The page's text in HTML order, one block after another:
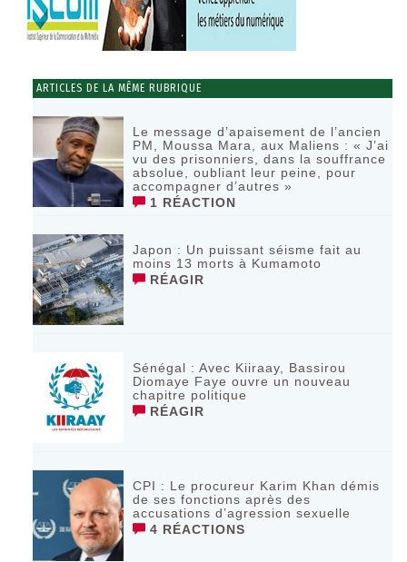
ARTICLES DE LA MÊME RUBRIQUE
Le message d’apaisement de l’ancien
PM, Moussa Mara, aux Maliens : « J’ai
vu des prisonniers, dans la souffrance
absolue, oubliant leur peine, pour
accompagner d’autres »
1 RÉACTION
‎Japon : Un puissant séisme fait au
moins 13 morts à Kumamoto ‎
RÉAGIR
Sénégal : Avec Kiiraay, Bassirou
Diomaye Faye ouvre un nouveau
chapitre politique
RÉAGIR
CPI : Le procureur Karim Khan démis
de ses fonctions après des
accusations d’agression sexuelle
4 RÉACTIONS